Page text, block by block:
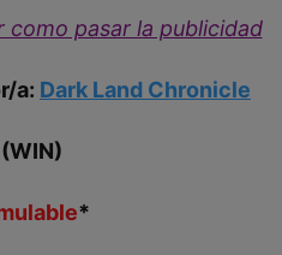
como pasar la publicidad
a: Dark Land Chronicle
*